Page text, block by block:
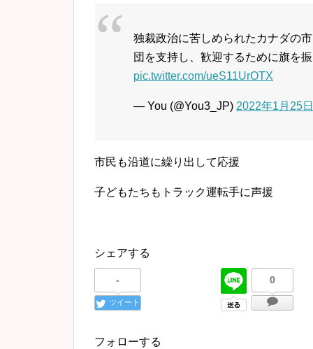
独裁政治に苦しめられたカナダの
団を支持し、歓迎するために旗を
pic.twitter.com/ueS11UrOTX
— You (@You3_JP) 2022年1月25日
市民も沿道に繰り出して応援
子どもたちもトラック運転手に声援
シェアする
-
ツイート
0
フォローする